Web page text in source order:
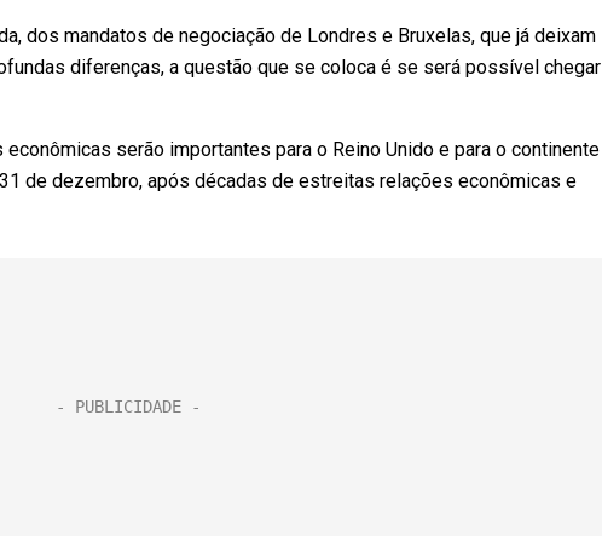
dos mandatos de negociação de Londres e Bruxelas, que já deixam
diferenças, a questão que se coloca é se será possível chegar
serão importantes para o Reino Unido e para o continente
de dezembro, após décadas de estreitas relações econômicas e